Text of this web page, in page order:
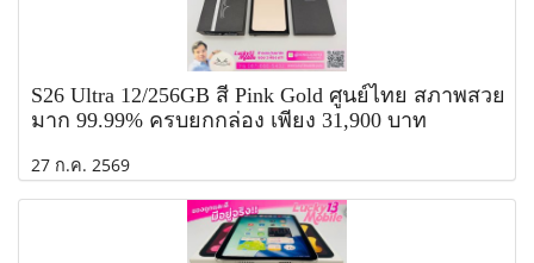
S26 Ultra 12/256GB สี Pink Gold ศูนย์ไทย สภาพสวย
มาก 99.99% ครบยกกล่อง เพียง 31,900 บาท
27 ก.ค. 2569